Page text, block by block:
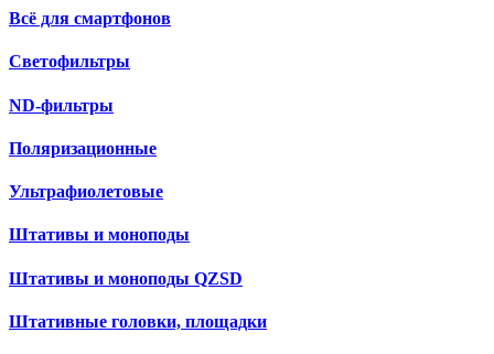
Всё для смартфонов
Светофильтры
ND-фильтры
Поляризационные
Ультрафиолетовые
Штативы и моноподы
Штативы и моноподы QZSD
Штативные головки, площадки